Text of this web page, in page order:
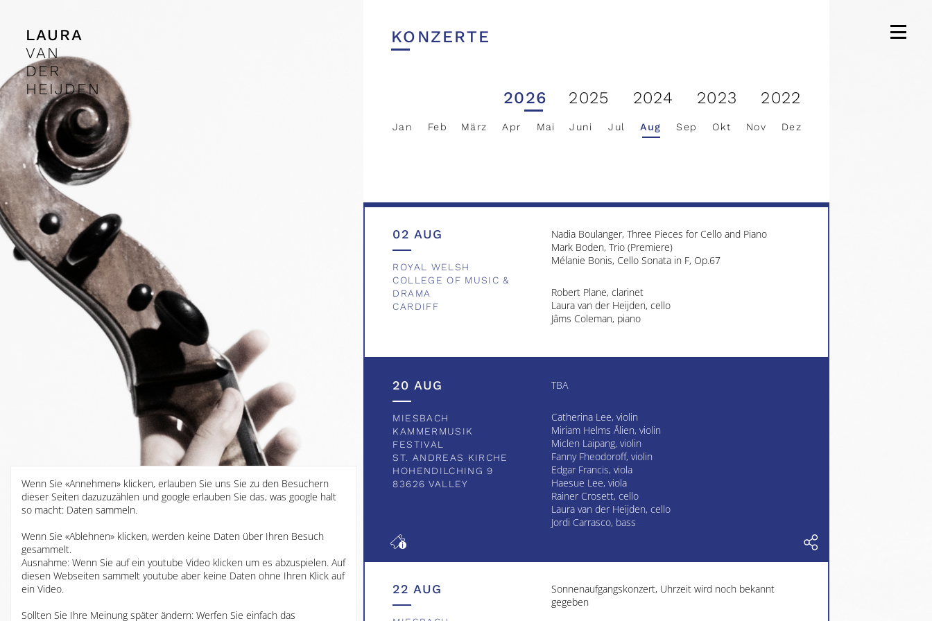
LAURA
VAN
DER
HEIJDEN
KONZERTE
2026 2025 2024 2023 2022
Jan Feb März Apr Mai Juni Jul Aug Sep Okt Nov Dez
RYEDALE FESTIVAL
Franz Joseph Haydn, Cello Concerto in C
Royal Northern Sinfonia
02 AUG
ROYAL WELSH
COLLEGE OF MUSIC &
DRAMA
CARDIFF
Nadia Boulanger, Three Pieces for Cello and Piano
Mark Boden, Trio (Premiere)
Mélanie Bonis, Cello Sonata in F, Op.67
Robert Plane, clarinet
Laura van der Heijden, cello
Jâms Coleman, piano
20 AUG
MIESBACH
KAMMERMUSIK
FESTIVAL
ST. ANDREAS KIRCHE
HOHENDILCHING 9
83626 VALLEY
TBA
Catherina Lee, violin
Miriam Helms Ålien, violin
Miclen Laipang, violin
Fanny Fheodoroff, violin
Edgar Francis, viola
Haesue Lee, viola
Rainer Crosett, cello
Laura van der Heijden, cello
Jordi Carrasco, bass
22 AUG
Sonnenaufgangskonzert, Uhrzeit wird noch bekannt
gegeben
Wenn Sie «Annehmen» klicken, erlauben Sie uns Sie zu den Besuchern
dieser Seiten dazuzuzählen und google erlauben Sie das, was google halt
so macht: Daten sammeln.
Wenn Sie «Ablehnen» klicken, werden keine Daten über Ihren Besuch
gesammelt.
Ausnahme: Wenn Sie auf ein youtube Video klicken um es abzuspielen. Auf
diesen Webseiten sammelt youtube aber keine Daten ohne Ihren Klick auf
ein Video.
Sollten Sie Ihre Meinung später ändern: Werfen Sie einfach das